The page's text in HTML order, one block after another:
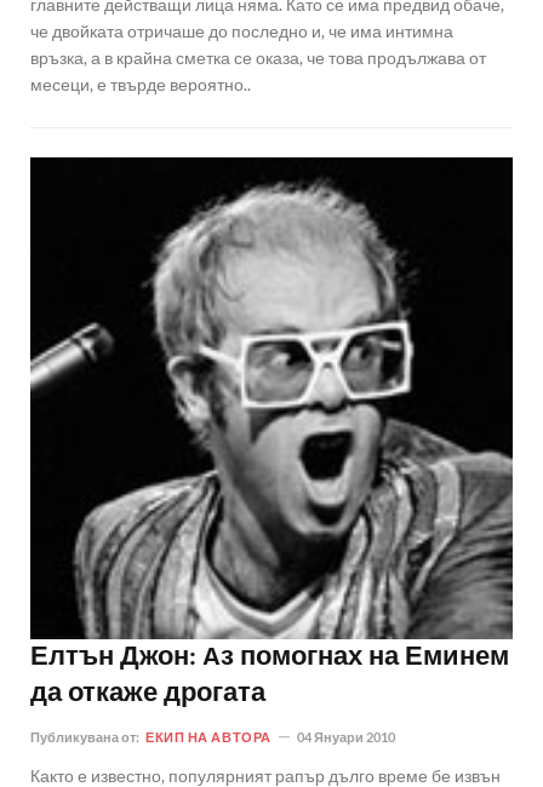
главните действащи лица няма. Като се има предвид обаче,
че двойката отричаше до последно и, че има интимна
връзка, а в крайна сметка се оказа, че това продължава от
месеци, е твърде вероятно..
Елтън Джон: Aз помогнах на Еминем
да откаже дрогата
Публикувана от: ЕКИП НА АВТОРА 04 Януари 2010
Както е известно, популярният рапър дълго време бе извън